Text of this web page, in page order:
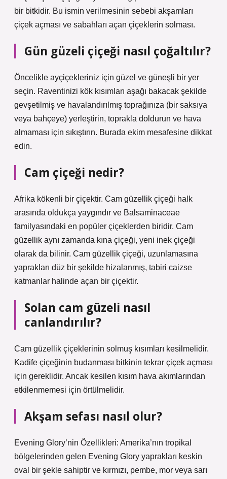
bir bitkidir. Bu ismin verilmesinin sebebi akşamları
çiçek açması ve sabahları açan çiçeklerin solması.
Gün güzeli çiçeği nasıl çoğaltılır?
Öncelikle ayçiçekleriniz için güzel ve güneşli bir yer
seçin. Raventinizi kök kısımları aşağı bakacak şekilde
gevşetilmiş ve havalandırılmış toprağınıza (bir saksıya
veya bahçeye) yerleştirin, toprakla doldurun ve hava
almaması için sıkıştırın. Burada ekim mesafesine dikkat
edin.
Cam çiçeği nedir?
Afrika kökenli bir çiçektir. Cam güzellik çiçeği halk
arasında oldukça yaygındır ve Balsaminaceae
familyasındaki en popüler çiçeklerden biridir. Cam
güzellik aynı zamanda kına çiçeği, yeni inek çiçeği
olarak da bilinir. Cam güzellik çiçeği, uzunlamasına
yaprakları düz bir şekilde hizalanmış, tabiri caizse
katmanlar halinde açan bir çiçektir.
Solan cam güzeli nasıl
canlandırılır?
Cam güzellik çiçeklerinin solmuş kısımları kesilmelidir.
Kadife çiçeğinin budanması bitkinin tekrar çiçek açması
için gereklidir. Ancak kesilen kısım hava akımlarından
etkilenmemesi için örtülmelidir.
Akşam sefası nasıl olur?
Evening Glory’nin Özellikleri: Amerika’nın tropikal
bölgelerinden gelen Evening Glory yaprakları keskin
oval bir şekle sahiptir ve kırmızı, pembe, mor veya sarı